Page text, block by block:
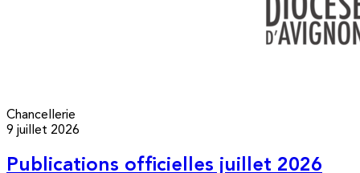
Chancellerie
9 juillet 2026
Publications officielles juillet 2026